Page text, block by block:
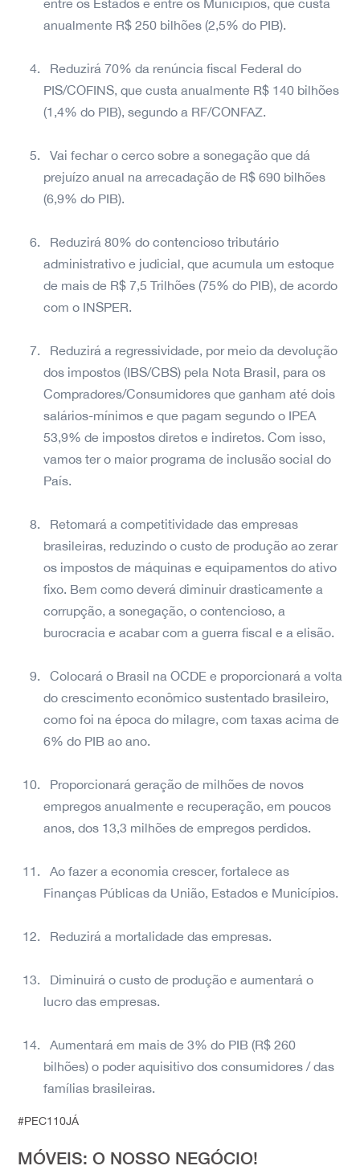
entre os Estados e entre os Municípios, que custa
anualmente R$ 250 bilhões (2,5% do PIB).
Reduzirá 70% da renúncia fiscal Federal do
PIS/COFINS, que custa anualmente R$ 140 bilhões
(1,4% do PIB), segundo a RF/CONFAZ.
Vai fechar o cerco sobre a sonegação que dá
prejuízo anual na arrecadação de R$ 690 bilhões
(6,9% do PIB).
Reduzirá 80% do contencioso tributário
administrativo e judicial, que acumula um estoque
de mais de R$ 7,5 Trilhões (75% do PIB), de acordo
com o INSPER.
Reduzirá a regressividade, por meio da devolução
dos impostos (IBS/CBS) pela Nota Brasil, para os
Compradores/Consumidores que ganham até dois
salários-mínimos e que pagam segundo o IPEA
53,9% de impostos diretos e indiretos. Com isso,
vamos ter o maior programa de inclusão social do
País.
Retomará a competitividade das empresas
brasileiras, reduzindo o custo de produção ao zerar
os impostos de máquinas e equipamentos do ativo
fixo. Bem como deverá diminuir drasticamente a
corrupção, a sonegação, o contencioso, a
burocracia e acabar com a guerra fiscal e a elisão.
Colocará o Brasil na OCDE e proporcionará a volta
do crescimento econômico sustentado brasileiro,
como foi na época do milagre, com taxas acima de
6% do PIB ao ano.
Proporcionará geração de milhões de novos
empregos anualmente e recuperação, em poucos
anos, dos 13,3 milhões de empregos perdidos.
Ao fazer a economia crescer, fortalece as
Finanças Públicas da União, Estados e Municípios.
Reduzirá a mortalidade das empresas.
Diminuirá o custo de produção e aumentará o
lucro das empresas.
Aumentará em mais de 3% do PIB (R$ 260
bilhões) o poder aquisitivo dos consumidores / das
famílias brasileiras.
#PEC110JÁ
MÓVEIS: O NOSSO NEGÓCIO!